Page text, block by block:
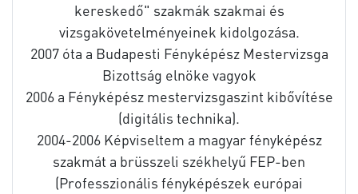
kereskedő" szakmák szakmai és
vizsgakövetelményeinek kidolgozása.
2007 óta a Budapesti Fényképész Mestervizsga
Bizottság elnöke vagyok
2006 a Fényképész mestervizsgaszint kibővítése
(digitális technika).
2004-2006 Képviseltem a magyar fényképész
szakmát a brüsszeli székhelyű FEP-ben
(Professzionális fényképészek európai